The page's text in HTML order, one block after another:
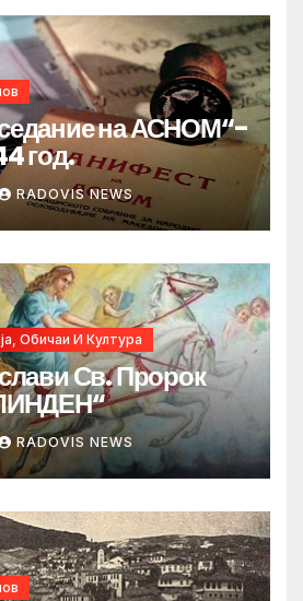
на АСНОМ“-
год.
RADOVIS NEWS
Обичаи И Култура
Св. Пророк
RADOVIS NEWS